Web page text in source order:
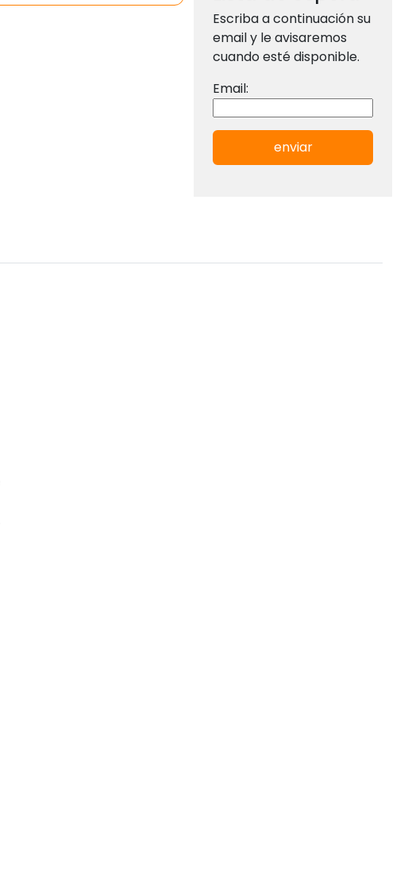
Escriba a continuación su
email y le avisaremos
cuando esté disponible.
Email:
enviar